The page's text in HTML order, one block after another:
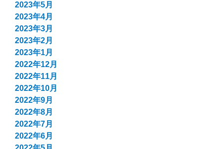
2023年5月
2023年4月
2023年3月
2023年2月
2023年1月
2022年12月
2022年11月
2022年10月
2022年9月
2022年8月
2022年7月
2022年6月